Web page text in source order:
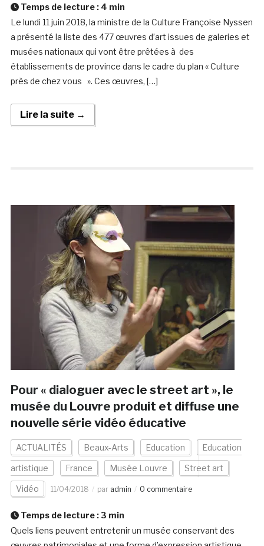
Temps de lecture : 4 min
Le lundi 11 juin 2018, la ministre de la Culture Françoise Nyssen
a présenté la liste des 477 œuvres d’art issues de galeries et
musées nationaux qui vont être prêtées à des
établissements de province dans le cadre du plan « Culture
près de chez vous ». Ces œuvres, […]
Lire la suite →
Pour « dialoguer avec le street art », le
musée du Louvre produit et diffuse une
nouvelle série vidéo éducative
ACTUALITÉS Beaux-Arts Education Education
artistique France Musée Louvre Street art
Vidéo 11/04/2018 par admin 0 commentaire
Temps de lecture : 3 min
Quels liens peuvent entretenir un musée conservant des